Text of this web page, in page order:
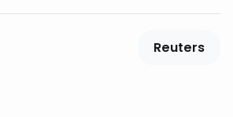
Reuters